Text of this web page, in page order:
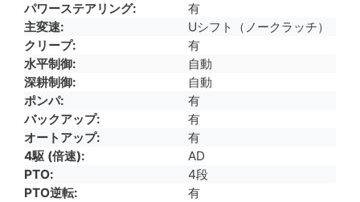
パワーステアリング
有
主変速
Uシフト（ノークラッチ）
クリープ
有
水平制御
自動
深耕制御
自動
ポンパ
有
バックアップ
有
オートアップ
有
4駆 (倍速)
AD
PTO
4段
PTO逆転
有